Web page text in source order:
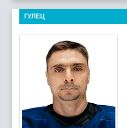
ГУЛЕЦ